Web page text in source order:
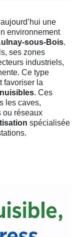
une
environnement
sous-Bois.
ses zones
industriels,
Ce type
favoriser la
nuisibles. Ces
les caves,
ou réseaux
spécialisée